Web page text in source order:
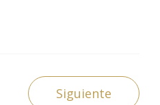
Siguiente